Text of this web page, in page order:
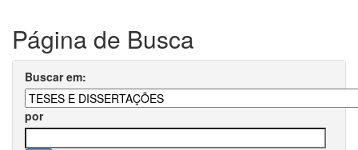
Página de Busca
Buscar em:
por